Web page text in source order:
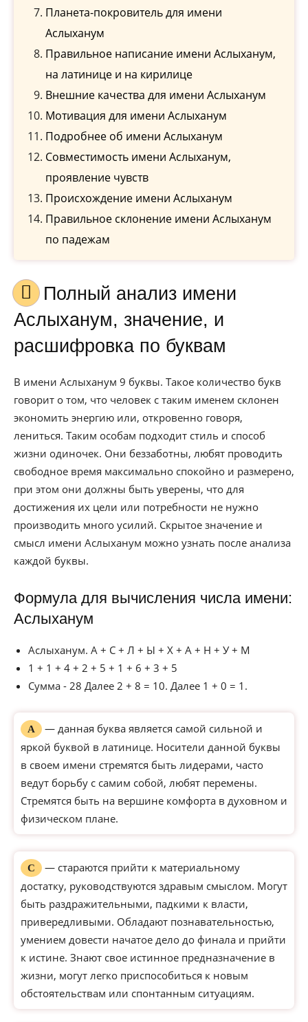
Планета-покровитель для имени
Аслыханум
Правильное написание имени Аслыханум,
на латинице и на кирилице
Внешние качества для имени Аслыханум
Мотивация для имени Аслыханум
Подробнее об имени Аслыханум
Совместимость имени Аслыханум,
проявление чувств
Происхождение имени Аслыханум
Правильное склонение имени Аслыханум
по падежам
Полный анализ имени
Аслыханум, значение, и
расшифровка по буквам
В имени Аслыханум 9 буквы. Такое количество букв
говорит о том, что человек с таким именем склонен
экономить энергию или, откровенно говоря,
лениться. Таким особам подходит стиль и способ
жизни одиночек. Они беззаботны, любят проводить
свободное время максимально спокойно и размерено,
при этом они должны быть уверены, что для
достижения их цели или потребности не нужно
производить много усилий. Скрытое значение и
смысл имени Аслыханум можно узнать после анализа
каждой буквы.
Формула для вычисления числа имени:
Аслыханум
Аслыханум. А + С + Л + Ы + Х + А + Н + У + М
1 + 1 + 4 + 2 + 5 + 1 + 6 + 3 + 5
Сумма - 28 Далее 2 + 8 = 10. Далее 1 + 0 = 1.
А
— данная буква является самой сильной и
яркой буквой в латинице. Носители данной буквы
в своем имени стремятся быть лидерами, часто
ведут борьбу с самим собой, любят перемены.
Стремятся быть на вершине комфорта в духовном и
физическом плане.
С
— стараются прийти к материальному
достатку, руководствуются здравым смыслом. Могут
быть раздражительными, падкими к власти,
привередливыми. Обладают познавательностью,
умением довести начатое дело до финала и прийти
к истине. Знают свое истинное предназначение в
жизни, могут легко приспособиться к новым
обстоятельствам или спонтанным ситуациям.